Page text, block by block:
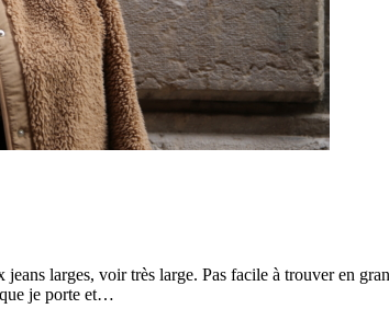
jeans larges, voir très large. Pas facile à trouver en
je porte et…